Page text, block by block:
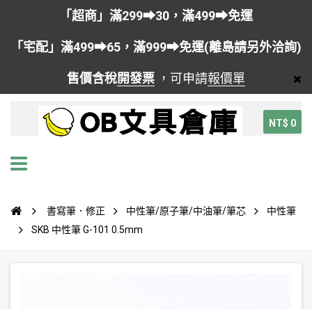
「超商」滿299➡30，滿499➡免運
「宅配」滿499➡65，滿999➡免運(離島請另外洽詢)
售價含稅開發票 ，可申請報價單
NT$ 0
書寫筆．修正 中性筆/原子筆/中油筆/筆芯
中性筆
SKB 中性筆 G-101 0.5mm